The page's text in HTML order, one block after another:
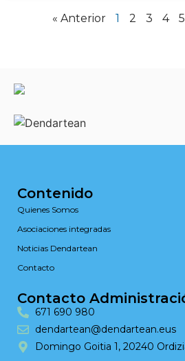
« Anterior 1 2 3 4 5
Contenido
Quienes Somos
Asociaciones integradas
Noticias Dendartean
Contacto
Contacto
671 690 980
dendartean@dendartean.eus
Domingo Goitia 1, 20240